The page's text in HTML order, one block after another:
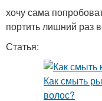
хочу сама
портить лишний раз
Статья: